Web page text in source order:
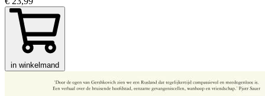
in winkelmand